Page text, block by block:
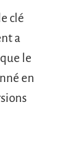
clé
a
le
en